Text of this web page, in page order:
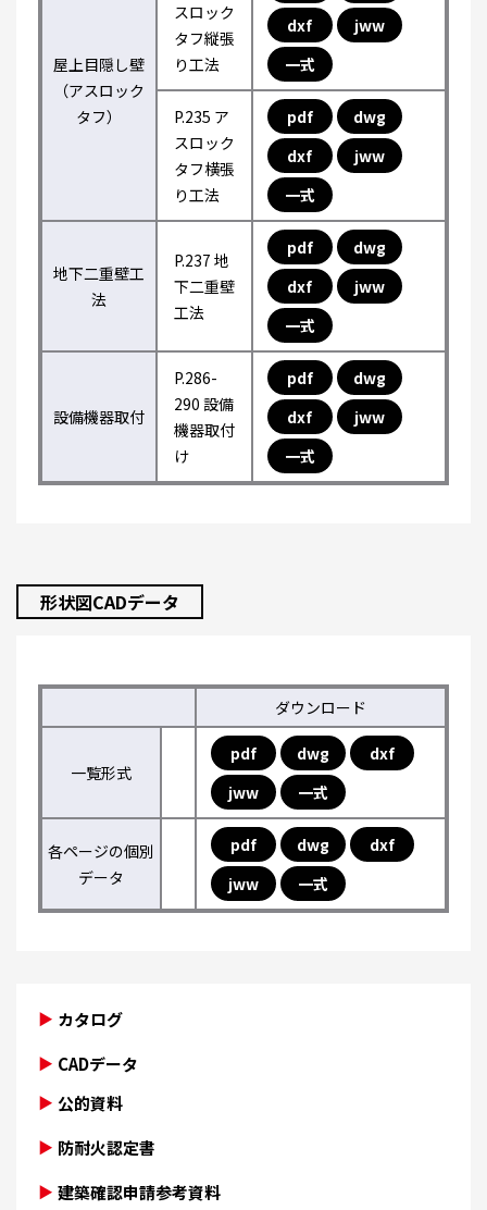
屋上目隠し壁
（アスロック
タフ）
スロック
タフ縦張
り工法
dxf
jww
一式
P.235 ア
スロック
タフ横張
り工法
pdf
dwg
dxf
jww
一式
地下二重壁工
法
P.237 地
下二重壁
工法
pdf
dwg
dxf
jww
一式
設備機器取付
P.286-
290 設備
機器取付
け
pdf
dwg
dxf
jww
一式
形状図CADデータ
ダウンロード
一覧形式
pdf dwg
dxf
jww
一式
各ページの個別
データ
pdf dwg
dxf
jww
一式
カタログ
CADデータ
公的資料
防耐火認定書
建築確認申請参考資料